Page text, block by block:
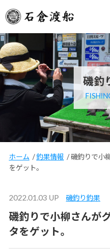
磯釣
ホーム /釣果情報 /磯釣りで小
をゲット。
2022.01.03 UP 磯釣り釣果
磯釣りで小柳さんが
タをゲット。